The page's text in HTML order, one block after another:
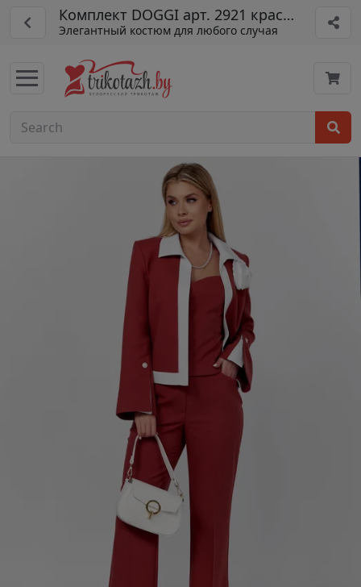
Комплект DOGGI арт. 2921 красный
Элегантный костюм для любого случая